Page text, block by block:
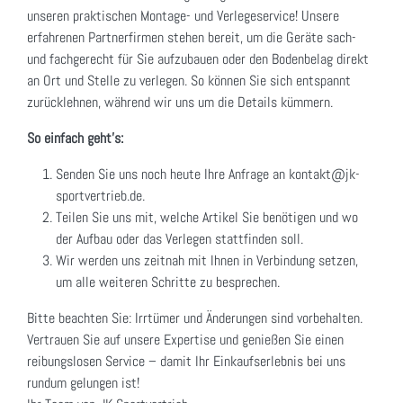
unseren praktischen Montage- und Verlegeservice! Unsere
erfahrenen Partnerfirmen stehen bereit, um die Geräte sach-
und fachgerecht für Sie aufzubauen oder den Bodenbelag direkt
an Ort und Stelle zu verlegen. So können Sie sich entspannt
zurücklehnen, während wir uns um die Details kümmern.
So einfach geht's:
Senden Sie uns noch heute Ihre Anfrage an kontakt@jk-
sportvertrieb.de.
Teilen Sie uns mit, welche Artikel Sie benötigen und wo
der Aufbau oder das Verlegen stattfinden soll.
Wir werden uns zeitnah mit Ihnen in Verbindung setzen,
um alle weiteren Schritte zu besprechen.
Bitte beachten Sie: Irrtümer und Änderungen sind vorbehalten.
Vertrauen Sie auf unsere Expertise und genießen Sie einen
reibungslosen Service – damit Ihr Einkaufserlebnis bei uns
rundum gelungen ist!